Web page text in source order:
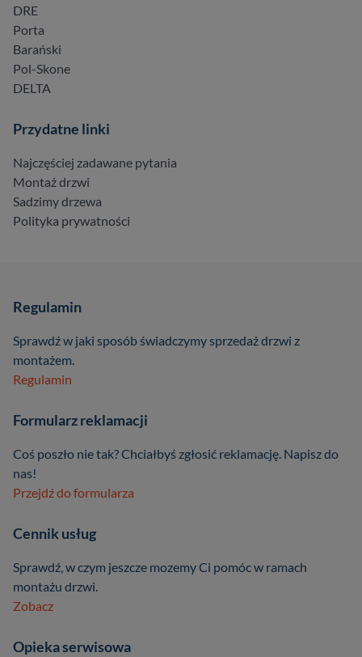
DRE
Porta
Barański
Pol-Skone
DELTA
Przydatne linki
Najczęściej zadawane pytania
Montaż drzwi
Sadzimy drzewa
Polityka prywatności
Regulamin
Sprawdź w jaki sposób świadczymy sprzedaż drzwi z
montażem.
Regulamin
Formularz reklamacji
Coś poszło nie tak? Chciałbyś zgłosić reklamację. Napisz do
nas!
Przejdź do formularza
Cennik usług
Sprawdź, w czym jeszcze mozemy Ci pomóc w ramach
montażu drzwi.
Zobacz
Opieka serwisowa